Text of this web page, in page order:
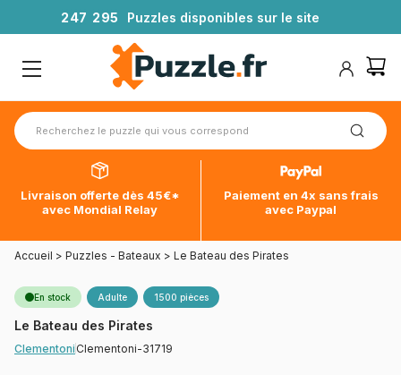
247 295 Puzzles disponibles sur le site
Livraison offerte dès 45€*
avec Mondial Relay
Paiement en 4x sans frais
avec Paypal
Accueil > Puzzles - Bateaux > Le Bateau des Pirates
En stock Adulte 1500 pièces
Le Bateau des Pirates
Clementoni Clementoni-31719